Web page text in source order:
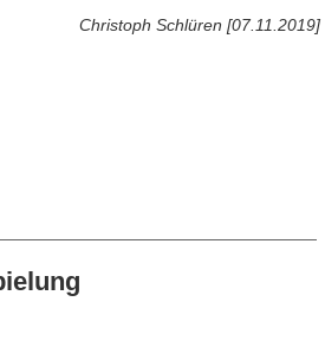
Christoph Schlüren [07.11.2019]